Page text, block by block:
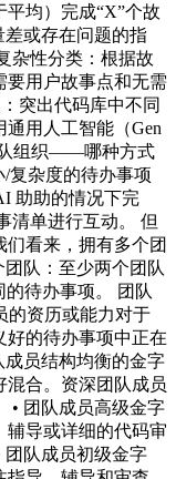
均）完成“X”个故
差或存在问题的指
杂性分类：根据故
要用户故事点和无需
突出代码库中不同
用人工智能（Gen
组织——哪种方式
复杂度的待办事项
助助的情况下完
清单进行互动。 但
看来，拥有多个团
队：至少两个团队
待办事项。 团队
的资历或能力对于
好的待办事项中正在
成员结构均衡的金字
混合。资深团队成员
• 团队成员高级金字
辅导或详细的代码审
团队成员初级金字